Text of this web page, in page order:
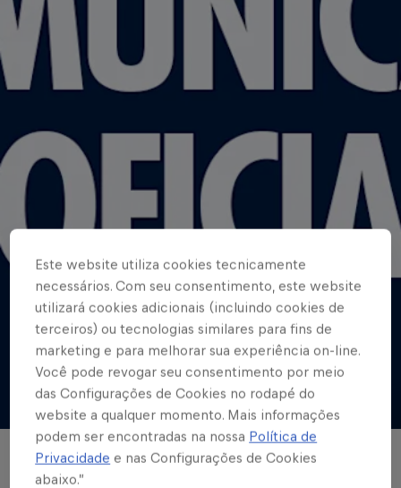
© Red Bull Bragantino
FUTEBOL MASCULINO
Este website utiliza cookies tecnicamente
necessários. Com seu consentimento, este website
utilizará cookies adicionais (incluindo cookies de
terceiros) ou tecnologias similares para fins de
marketing e para melhorar sua experiência on-line.
Você pode revogar seu consentimento por meio
das Configurações de Cookies no rodapé do
website a qualquer momento. Mais informações
podem ser encontradas na nossa Política de
Privacidade e nas Configurações de Cookies
abaixo.”